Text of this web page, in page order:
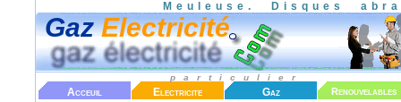
Meuleuse. Disques
GazElectricité
particulier
Acceuil Electricite Gaz Renouvelables